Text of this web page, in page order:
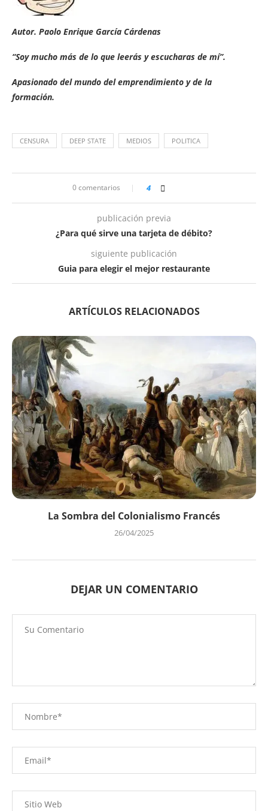
Autor. Paolo Enrique García Cárdenas
“Soy mucho más de lo que leerás y escucharas de mí”.
Apasionado del mundo del emprendimiento y de la
formación.
CENSURA DEEP STATE MEDIOS POLITICA
0 comentarios 4
publicación previa
¿Para qué sirve una tarjeta de débito?
siguiente publicación
Guia para elegir el mejor restaurante
ARTÍCULOS RELACIONADOS
La Sombra del Colonialismo Francés
26/04/2025
DEJAR UN COMENTARIO